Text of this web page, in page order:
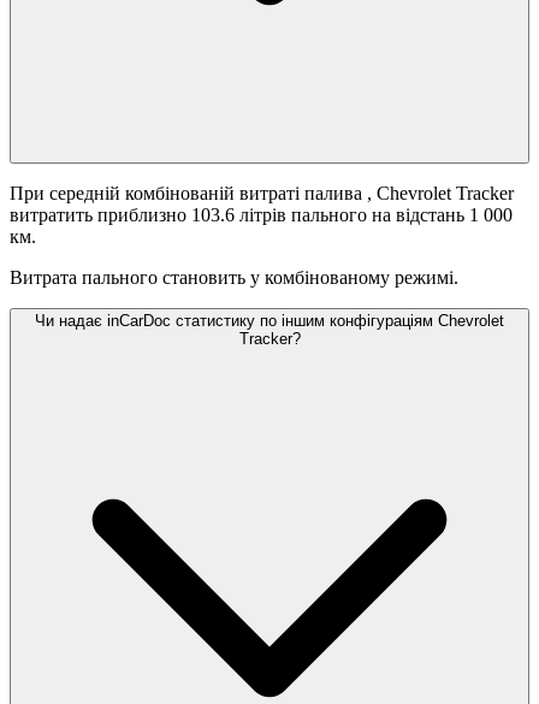
При середній комбінованій витраті палива , Chevrolet Tracker
витратить приблизно 103.6 літрів пального на відстань 1 000
км.
Витрата пального становить у комбінованому режимі.
Чи надає inCarDoc статистику по іншим конфігураціям Chevrolet
Tracker?